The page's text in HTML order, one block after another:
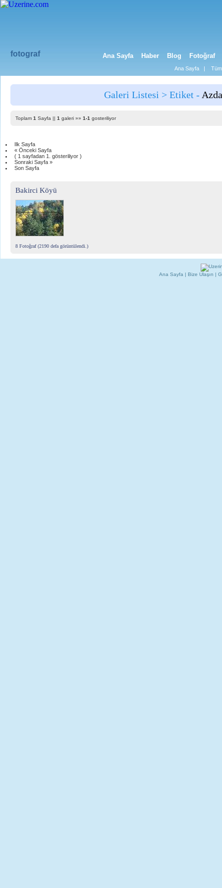
fotograf Ana Sayfa Haber Blog Fotoğraf
Ana Sayfa |
Galeri Listesi > Etiket -
Toplam 1 Sayfa || 1 galeri »» 1-1 gosteriliyor
Ilk Sayfa
« Önceki Sayfa
( 1 sayfadan 1. gösteriliyor )
Sonraki Sayfa »
Son Sayfa
Bakirci Köyü
8 Fotoğraf (2190 defa görüntülendi.)
Ana Sayfa | Bize Ulaşın |